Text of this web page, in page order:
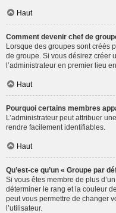
Haut
Comment devenir chef de
Lorsque des groupes sont créés
de groupe. Si vous désirez créer
l’administrateur en premier lieu
Haut
Pourquoi certains membres
L’administrateur peut attribuer
rendre facilement identifiables.
Haut
Qu’est-ce qu’un « Groupe par
Si vous êtes membre de plus
déterminer le rang et la couleur
peut vous permettre de changer
l’utilisateur.